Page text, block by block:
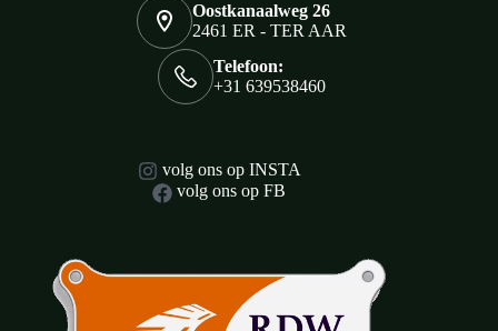
Oostkanaalweg 26
2461 ER - TER AAR
Telefoon:
+31 639538460
volg ons op INSTA
volg ons op FB